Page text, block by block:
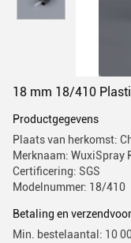
18 mm 18/410
Productgegevens
Plaats van herkomst:
Merknaam: WuxiSpray
Certificering: SGS
Modelnummer: 18/410
Betaling en
Min. bestelaantal: 10